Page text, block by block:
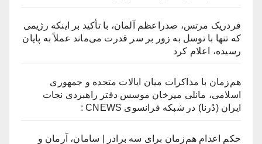
فردریک مرتس، صدراعظم آلمان، با تأکید بر اینکه رژیمی
که تنها با توسل به زور بر سر قدرت می‌ماند عملاً به پایان
رسیده، اعلام کرد
هم‌زمان با مذاکرات میان ایالات متحده و جمهوری
اسلامی، مانلی میرخان موسس دفتر راهبردی نجات
ایران (دُرنا) در شبکه فرانسوی CNEWS :
حکم اعدام هم‌زمان برای سه برادر | سامان، آرمان و